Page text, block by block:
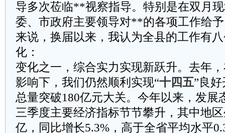
导多次莅临**视察指导。特别是在双月
委、市政府主要领导对**的各项工作给
来说，换届以来，我认为全县的工作有
化：
变化之一，综合实力实现新跃升。去年
影响下，我们仍然顺利实现“十四五”良
总量突破180亿元大关。今年以来，发展
三季度主要经济指标节节攀升，其中地
亿，同比增长5.3%，高于全省平均水平